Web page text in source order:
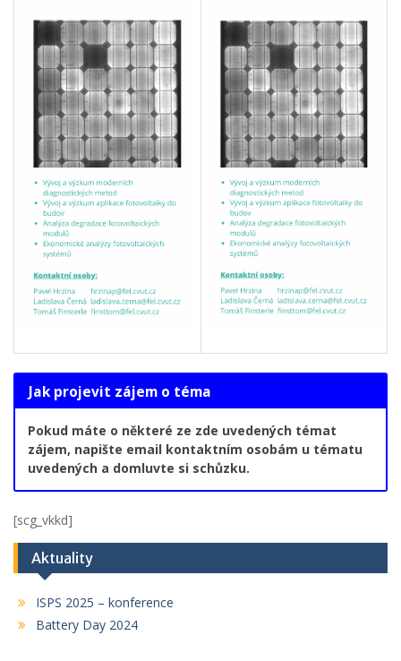
Jak projevit zájem o téma
Pokud máte o některé ze zde uvedených témat
zájem, napište email kontaktním osobám u tématu
uvedených a domluvte si schůzku.
[scg_vkkd]
Aktuality
ISPS 2025 – konference
Battery Day 2024